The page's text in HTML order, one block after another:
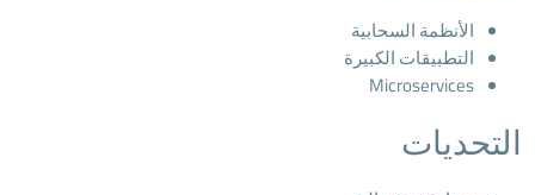
الأنظمة السحابية
التطبيقات الكبيرة
Microservices
التحديات